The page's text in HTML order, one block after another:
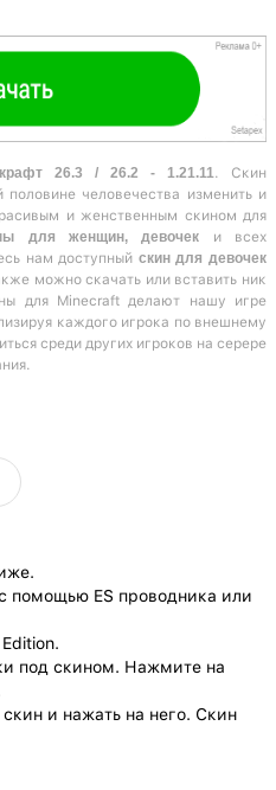
26.3 / 26.2 - 1.21.11 . Скин
половине человечества изменить и
и женственным скином для
для женщин, девочек и всех
нам доступный скин для девочек
можно скачать или вставить ник
для Minecraft делают нашу игре
каждого игрока по внешнему
среди других игроков на серере
помощью ES проводника или
под скином. Нажмите на
и нажать на него. Скин